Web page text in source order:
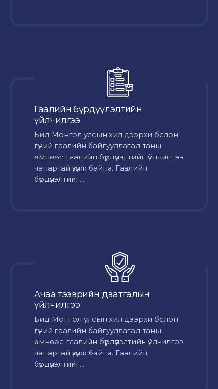
Гаалийн бүрдүүлэлтийн
үйлчилгээ
Бид Монгол улсын хил дээрхи болон
гүний гаалийн байгууллагад таны
өмнөөс гаалийн бүрдүүлэлтийн үйлчилгээ
чанартай үзүүлж байна. Гаалийн
бүрдүүлэлтийг...
Ачаа тээврийн даатгалын
үйлчилгээ
Бид Монгол улсын хил дээрхи болон
гүний гаалийн байгууллагад таны
өмнөөс гаалийн бүрдүүлэлтийн үйлчилгээ
чанартай үзүүлж байна. Гаалийн
бүрдүүлэлтийг...